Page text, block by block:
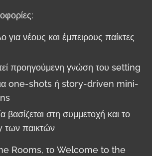
για νέους και έμπειρους παίκτες
προηγούμενη γνώση του setting
one-shots ή story-driven mini-
βασίζεται στη συμμετοχή και το
παικτών
Rooms, το Welcome to the